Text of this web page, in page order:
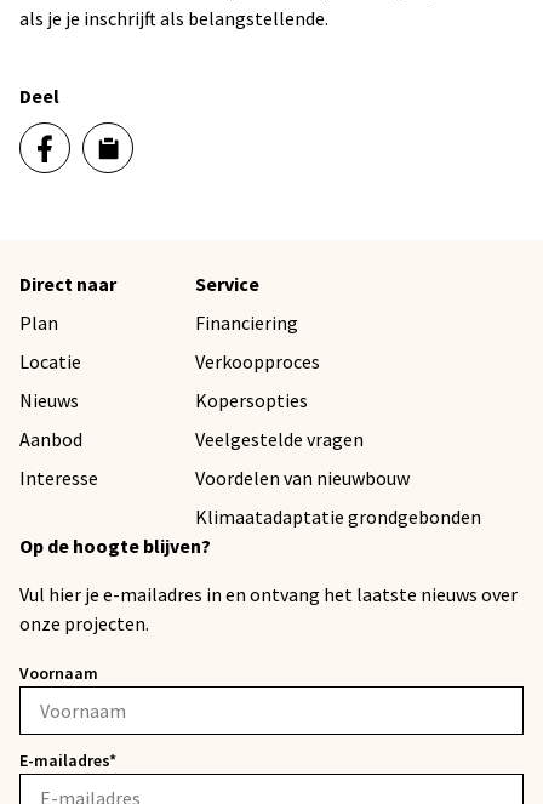
als je je inschrijft als belangstellende.
Deel
Direct naar
Plan
Locatie
Nieuws
Aanbod
Interesse
Service
Financiering
Verkoopproces
Kopersopties
Veelgestelde vragen
Voordelen van nieuwbouw
Klimaatadaptatie grondgebonden
Op de hoogte blijven?
Vul hier je e-mailadres in en ontvang het laatste nieuws over
onze projecten.
Voornaam
E-mailadres*